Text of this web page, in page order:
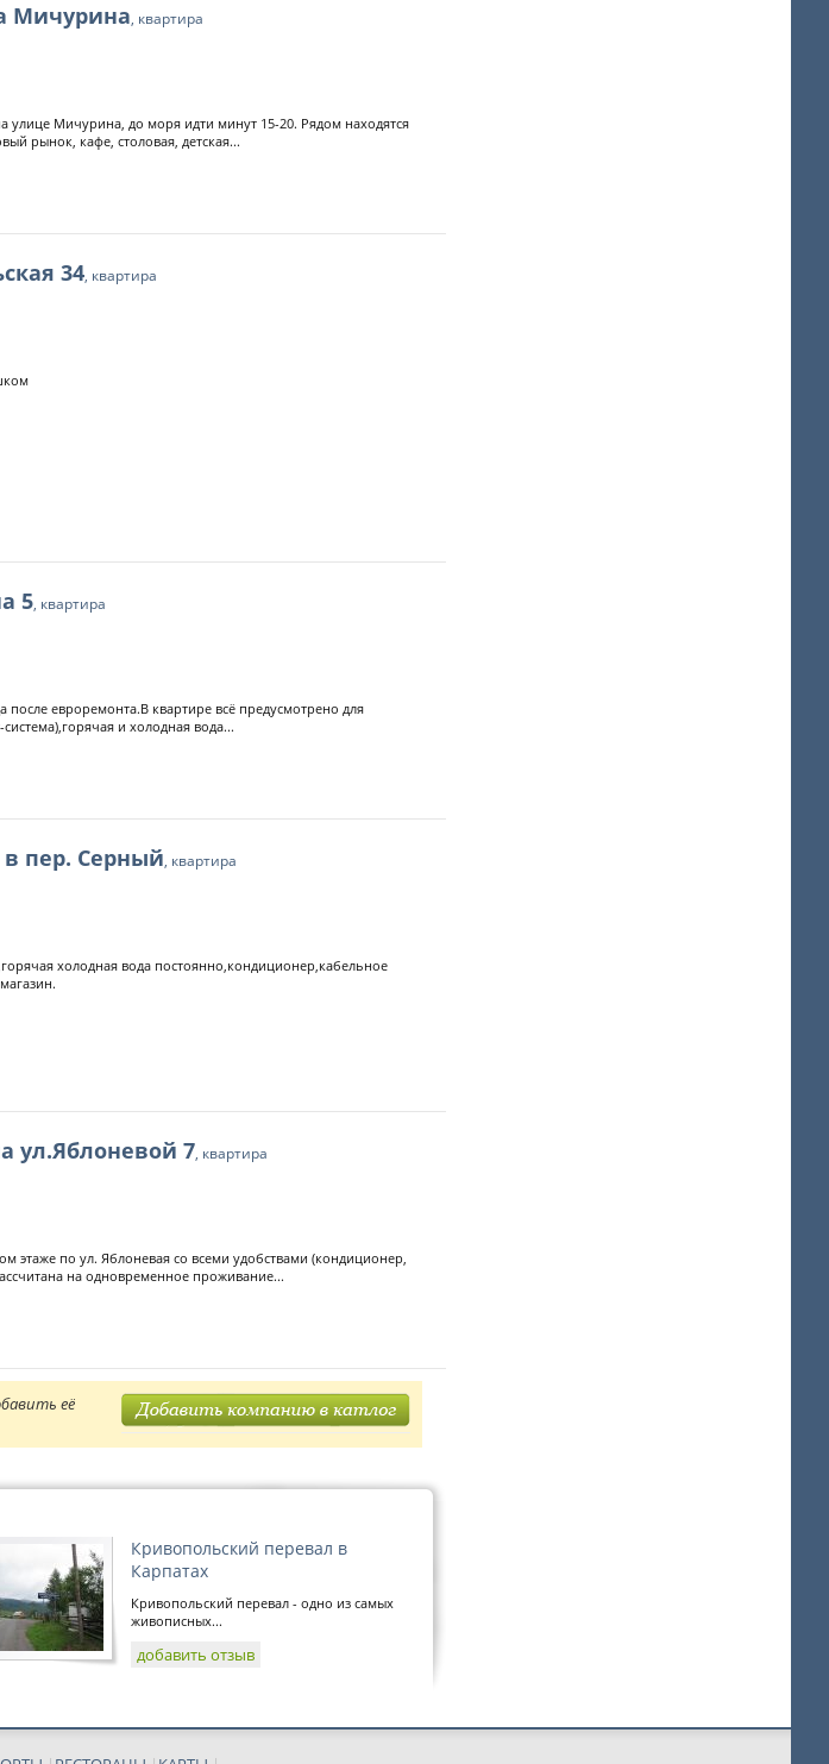
Мичурина, квартира
улице Мичурина, до моря идти минут 15-20. Рядом находятся
рынок, кафе, столовая, детская...
34, квартира
5, квартира
после евроремонта.В квартире всё предусмотрено для
и холодная вода...
в пер. Серный, квартира
холодная вода постоянно,кондиционер,кабельное
ул.Яблоневой 7, квартира
этаже по ул. Яблоневая со всеми удобствами (кондиционер,
на одновременное проживание...
её
Кривопольский перевал в
Карпатах
Кривопольский перевал - одно из самых
живописных...
добавить отзыв